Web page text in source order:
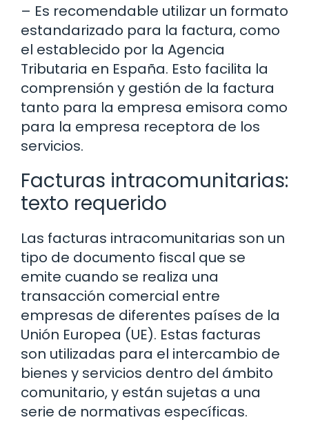
– Es recomendable utilizar un formato
estandarizado para la factura, como
el establecido por la Agencia
Tributaria en España. Esto facilita la
comprensión y gestión de la factura
tanto para la empresa emisora como
para la empresa receptora de los
servicios.
Facturas intracomunitarias:
texto requerido
Las facturas intracomunitarias son un
tipo de documento fiscal que se
emite cuando se realiza una
transacción comercial entre
empresas de diferentes países de la
Unión Europea (UE). Estas facturas
son utilizadas para el intercambio de
bienes y servicios dentro del ámbito
comunitario, y están sujetas a una
serie de normativas específicas.